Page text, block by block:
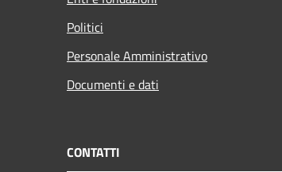
Politici
Personale Amministrativo
Documenti e dati
CONTATTI